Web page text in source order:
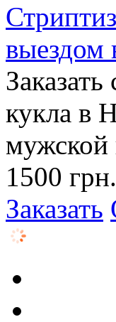
выездом
кукла в
мужской
1500 грн.
Заказать